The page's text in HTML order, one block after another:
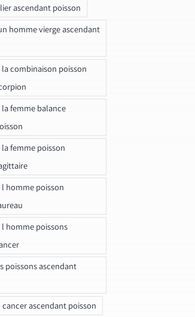
ascendant poisson
homme vierge ascendant
combinaison poisson
femme balance
femme poisson
homme poisson
homme poissons
poissons ascendant
ascendant poisson